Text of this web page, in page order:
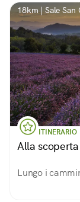
18km | Sale San
ITINERARIO
Alla
Lungo i